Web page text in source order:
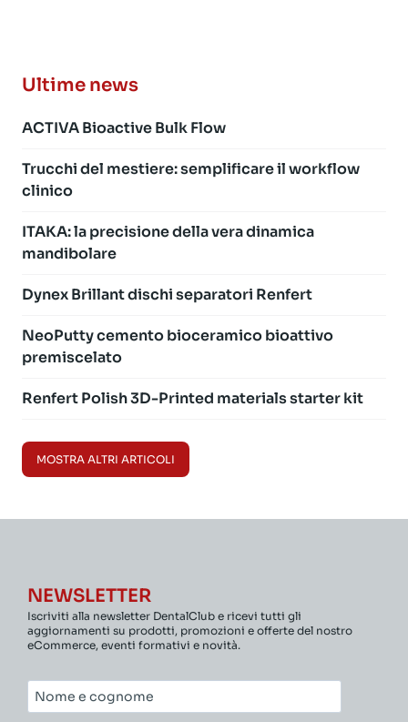
Ultime news
ACTIVA Bioactive Bulk Flow
Trucchi del mestiere: semplificare il workflow
clinico
ITAKA: la precisione della vera dinamica
mandibolare
Dynex Brillant dischi separatori Renfert
NeoPutty cemento bioceramico bioattivo
premiscelato
Renfert Polish 3D-Printed materials starter kit
MOSTRA ALTRI ARTICOLI
NEWSLETTER
Iscriviti alla newsletter DentalClub e ricevi tutti gli
aggiornamenti su prodotti, promozioni e offerte del nostro
eCommerce, eventi formativi e novità.
Nome
e